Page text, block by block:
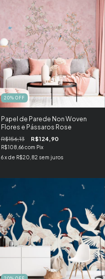
20% OFF
Papel de Parede Non Woven
Flores e Pássaros Rose
R$156,13 R$124,90
R$108,66com Pix
6 x de R$20,82 sem juros